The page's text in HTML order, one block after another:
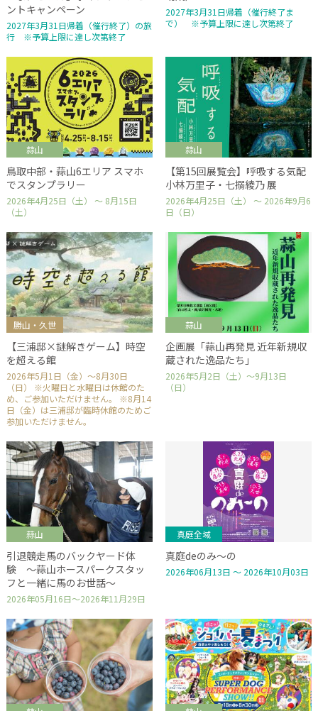
ントキャンペーン
2027年3月31日帰着（催行終了）の旅
行 ※予算上限に達し次第終了
2027年3月31日帰着（催行終了ま
で） ※予算上限に達し次第終了
蒜山
鳥取中部・蒜山6エリア スマホ
でスタンプラリー
2026年4月25日（土） ～ 8月15日
（土）
蒜山
【第15回展覧会】呼吸する気配
小林万里子・七搦綾乃 展
2026年4月25日（土） ～ 2026年9月6
日（日）
勝山・久世
【三浦邸×謎解きゲーム】時空
を超える館
2026年5月1日（金）～8月30日
（日） ※火曜日と水曜日は休館のた
め、ご参加いただけません。 ※8月14
日（金）は三浦邸が臨時休館のためご
参加いただけません。
蒜山
企画展「蒜山再発見 近年新規収
蔵された逸品たち」
2026年5月2日（土）～9月13日
（日）
蒜山
引退競走馬のバックヤード体
験 ～蒜山ホースパークスタッ
フと一緒に馬のお世話～
2026年05月16日～2026年11月29日
真庭全域
真庭deのみ～の
2026年06月13日 ～ 2026年10月03日